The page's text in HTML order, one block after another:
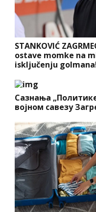
STANKOVIĆ
ostave momke na
isključenju
Сазнања
војном савезу